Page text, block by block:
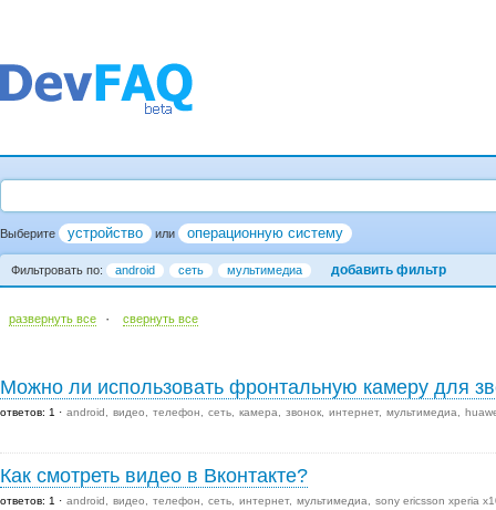
Выберите устройство или операционную систему
Фильтровать по: android сеть мультимедиа добавить фильтр
развернуть все · cвернуть все
Можно ли использовать фронтальную камеру для
ответов: 1 android видео телефон сеть камера звонок интернет мультимедиа
Как смотреть видео в Вконтакте?
ответов: 1 android видео телефон сеть интернет мультимедиа sony ericsson xperia